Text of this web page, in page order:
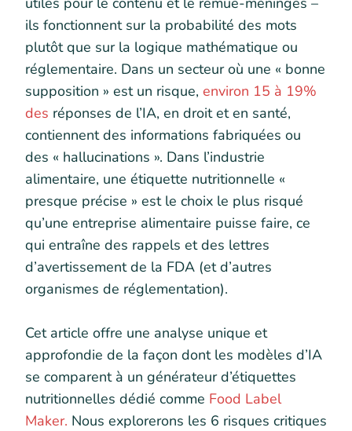
ils fonctionnent sur la probabilité des mots
plutôt que sur la logique mathématique ou
réglementaire. Dans un secteur où une « bonne
supposition » est un risque, environ 15 à 19%
des réponses de l’IA, en droit et en santé,
contiennent des informations fabriquées ou
des « hallucinations ». Dans l’industrie
alimentaire, une étiquette nutritionnelle «
presque précise » est le choix le plus risqué
qu’une entreprise alimentaire puisse faire, ce
qui entraîne des rappels et des lettres
d’avertissement de la FDA (et d’autres
organismes de réglementation).
Cet article offre une analyse unique et
approfondie de la façon dont les modèles d’IA
se comparent à un générateur d’étiquettes
nutritionnelles dédié comme Food Label
Maker. Nous explorerons les 6 risques critiques